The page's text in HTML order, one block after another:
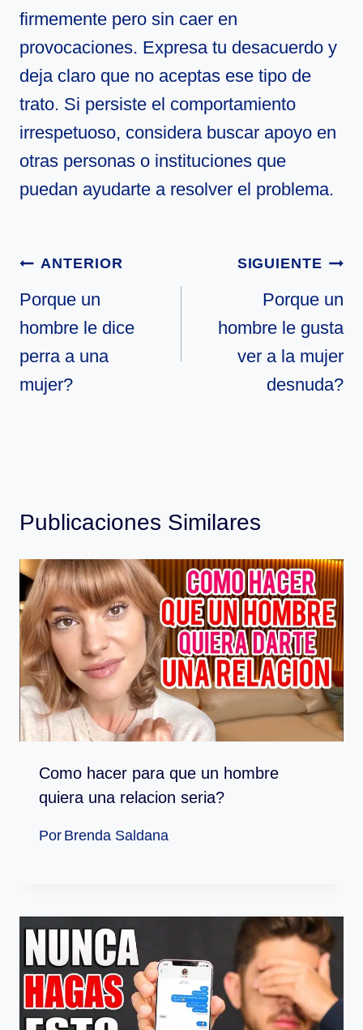
firmemente pero sin caer en
provocaciones. Expresa tu desacuerdo y
deja claro que no aceptas ese tipo de
trato. Si persiste el comportamiento
irrespetuoso, considera buscar apoyo en
otras personas o instituciones que
puedan ayudarte a resolver el problema.
Navegación
de
entradas
ANTERIOR
Porque un
hombre le dice
perra a una
mujer?
SIGUIENTE
Porque un
hombre le gusta
ver a la mujer
desnuda?
Publicaciones Similares
Como hacer para que un hombre
quiera una relacion seria?
Por Brenda Saldana